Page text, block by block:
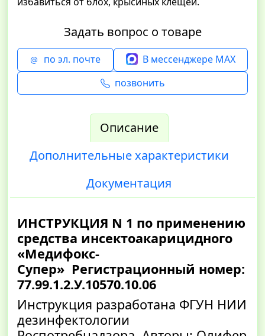
Задать вопрос о товаре
по эл. почте
В мессенджере MAX
позвонить
Описание
Дополнительные характеристики
Документация
ИНСТРУКЦИЯ N 1 по применению
средства инсектоакарицидного
«Медифокс-
Супер» Регистрационный номер:
77.99.1.2.У.10570.10.06
Инструкция разработана ФГУН НИИ
дезинфектологии